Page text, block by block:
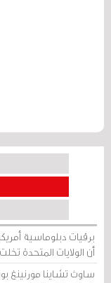
برقيات دبلوماسية
أن الولايات المتحدة
ساوث تشاينا مورنينغ